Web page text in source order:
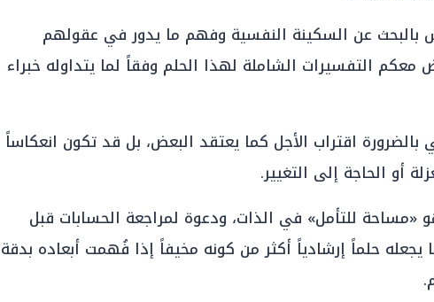
بالبحث عن السكينة النفسية وفهم ما يدور في عقولهم
معكم التفسيرات الشاملة لهذا الحلم وفقاً لما يتداوله خبراء
بالضرورة اقتراب الأجل كما يعتقد البعض، بل قد تكون انعكاساً
أو الحاجة إلى التغيير.
«مساحة للتأمل» في الذات، ودعوة لمراجعة الحسابات قبل
يجعله حلماً إرشادياً أكثر من كونه مخيفاً إذا فُهمت أبعاده بدقة